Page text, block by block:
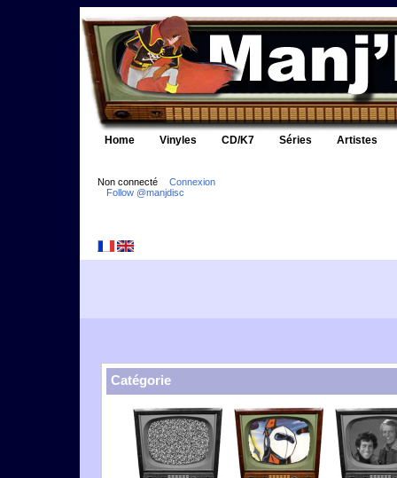
Home Vinyles CD/K7 Séries Artistes
Non connecté
Connexion
Follow @manjdisc
Catégorie